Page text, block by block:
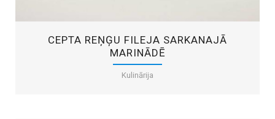
CEPTA REŅĢU FILEJA SARKANAJĀ
MARINĀDĒ
Kulinārija